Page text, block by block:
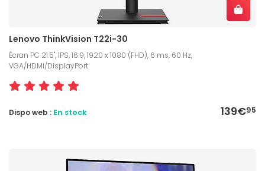
Lenovo ThinkVision T22i-30
Écran PC 21.5", IPS, 16:9, 1920 x 1080 (FHD), 6 ms, 60 Hz,
VGA/HDMI/DisplayPort
139€95
Dispo web : En stock